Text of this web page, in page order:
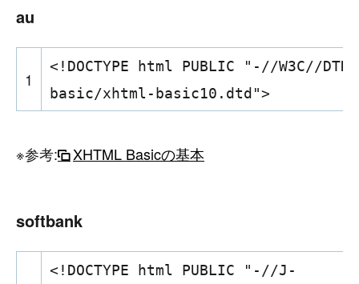
au
1
<!DOCTYPE html PUBLIC "-//W3C//
basic/xhtml-basic10.dtd">
※参考: XHTML Basicの基本
softbank
<!DOCTYPE html PUBLIC "-//J-